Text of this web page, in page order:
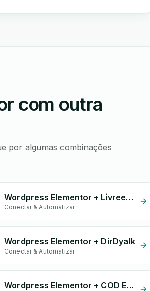
com outra
por algumas combinações
Wordpress Elementor + Livreego Expresse
Conectar & Automatizar
Wordpress Elementor + DirDyalk
Conectar & Automatizar
Wordpress Elementor + COD Expresse